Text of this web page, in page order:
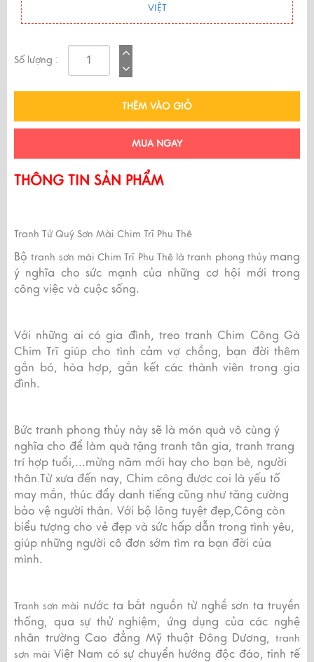
VIỆT
Số lượng :
THÊM VÀO GIỎ
MUA NGAY
THÔNG TIN SẢN PHẨM
Tranh Tứ Quý Sơn Mài Chim Trĩ Phu Thê
Bộtranh sơn mài Chim Trĩ Phu Thê là tranh phong thủy mang
ý nghĩa cho sức mạnh của những cơ hội mới trong
công việc và cuộc sống.
Với những ai có gia đình, treo tranh Chim Công Gà
Chim Trĩ giúp cho tình cảm vợ chồng, bạn đời thêm
gắn bó, hòa hợp, gắn kết các thành viên trong gia
đình.
Bức tranh phong thủy này sẽ là món quà vô cùng ý
nghĩa cho để làm quà tặng tranh tân gia, tranh trang
trí hợp tuổi,...mừng năm mới hay cho bạn bè, người
thân.Từ xưa đến nay, Chim công được coi là yếu tố
may mắn, thúc đẩy danh tiếng cũng như tăng cường
bảo vệ người thân. Với bộ lông tuyệt đẹp,Công còn
biểu tượng cho vẻ đẹp và sức hấp dẫn trong tình yêu,
giúp những người cô đơn sớm tìm ra bạn đời của
mình.
Tranh sơn mài nước ta bắt nguồn từ nghề sơn ta truyền
thống, qua sự thử nghiệm, ứng dụng của các nghệ
nhân trường Cao đẳng Mỹ thuật Đông Dương, tranh
sơn mài Việt Nam có sự chuyển hướng độc đáo, tinh tế